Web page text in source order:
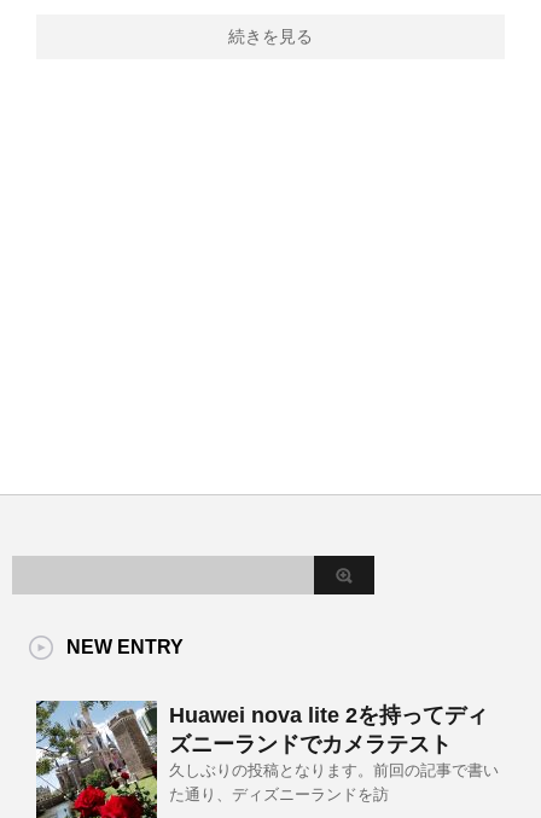
続きを見る
NEW ENTRY
Huawei nova lite 2を持ってディ
ズニーランドでカメラテスト
久しぶりの投稿となります。前回の記事で書い
た通り、ディズニーランドを訪